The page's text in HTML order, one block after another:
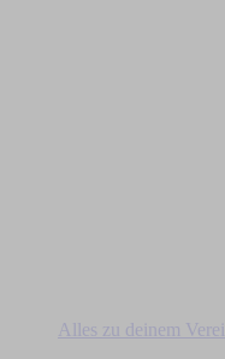
Alles zu deinem Verein